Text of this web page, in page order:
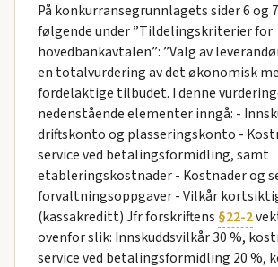
På konkurransegrunnlagets sider 6 og
følgende under ”Tildelingskriterier for
hovedbankavtalen”: ”Valg av
en totalvurdering av det økonomisk
fordelaktige tilbudet. I denne
nedenstående elementer inngå: -
driftskonto og plasseringskonto -
service ved betalingsformidling, samt
etableringskostnader - Kostnader og
forvaltningsoppgaver - Vilkår
(kassakreditt) Jfr forskriftens §22-2
ovenfor slik: Innskuddsvilkår 30 %,
service ved betalingsformidling 20 %,